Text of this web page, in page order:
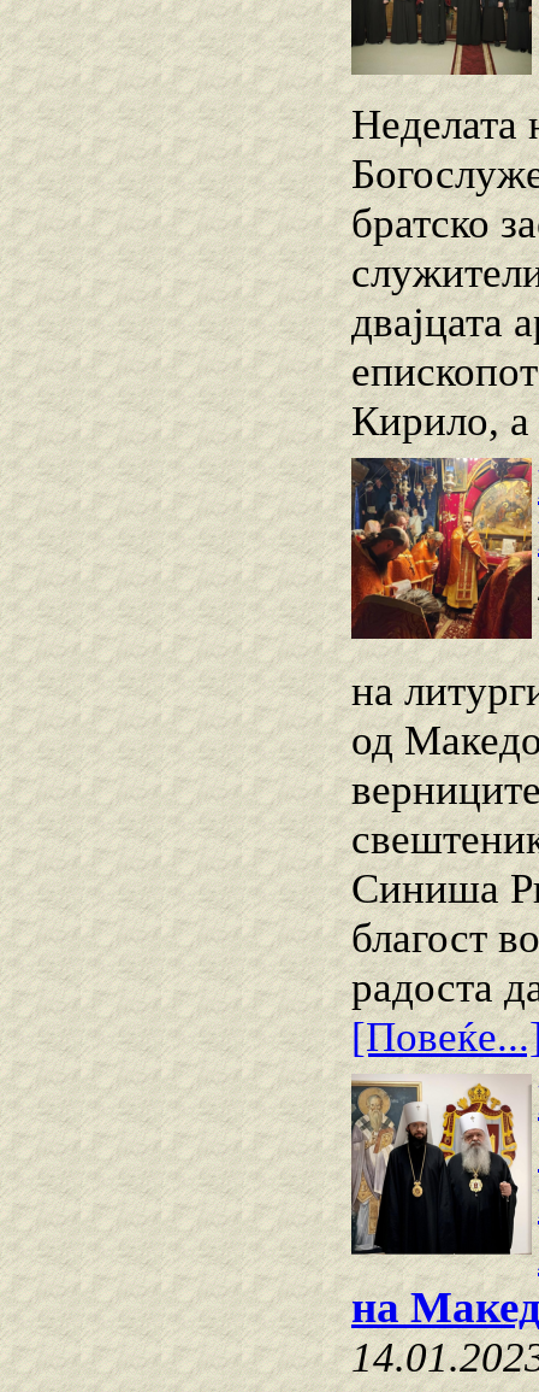
Неделата
братско
двајцата
Кирило,
на
од
Синиша
благост
радоста
на